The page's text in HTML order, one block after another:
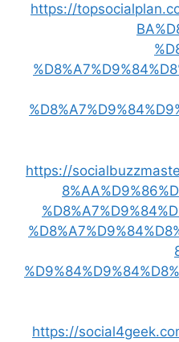
https://
https://
https://